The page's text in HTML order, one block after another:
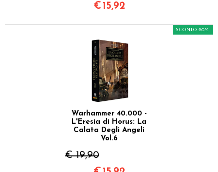
€ 15,92
Warhammer 40.000 -
L'Eresia di Horus: La
Calata Degli Angeli
Vol.6
€ 19,90
SCONTO 20%